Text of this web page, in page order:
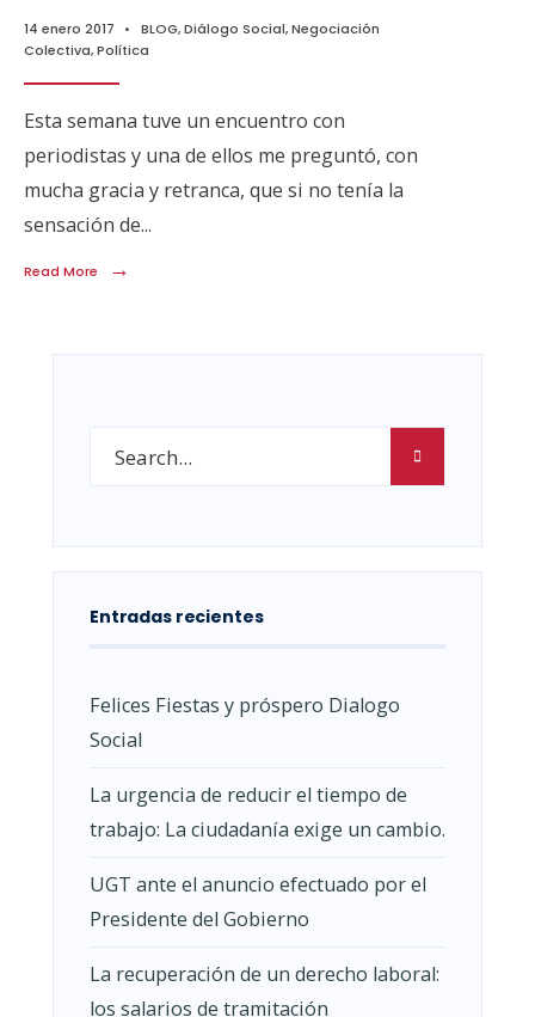
14 enero 2017 • BLOG,Diálogo Social,Negociación
Colectiva,Política
Esta semana tuve un encuentro con
periodistas y una de ellos me preguntó, con
mucha gracia y retranca, que si no tenía la
sensación de...
Read More →
Entradas recientes
Felices Fiestas y próspero Dialogo
Social
La urgencia de reducir el tiempo de
trabajo: La ciudadanía exige un cambio.
UGT ante el anuncio efectuado por el
Presidente del Gobierno
La recuperación de un derecho laboral:
los salarios de tramitación